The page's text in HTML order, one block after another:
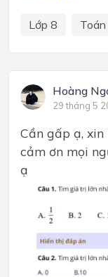
Lớp 8 Toán
Hoàng
29 tháng 5
Cần gấp ạ,
cảm ơn mọi
ạ